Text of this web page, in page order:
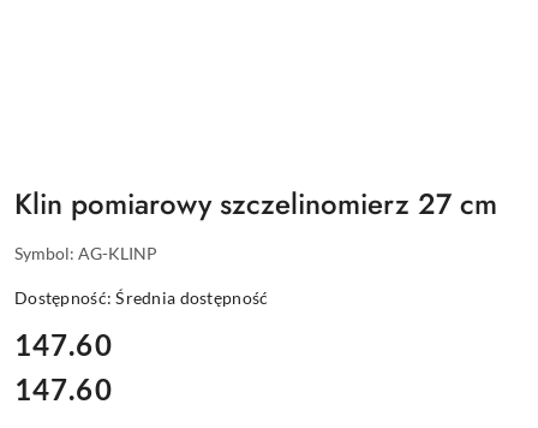
Klin pomiarowy szczelinomierz 27 cm
Symbol: AG-KLINP
Dostępność:Średnia dostępność
cena:
147.60
Cena:
147.60